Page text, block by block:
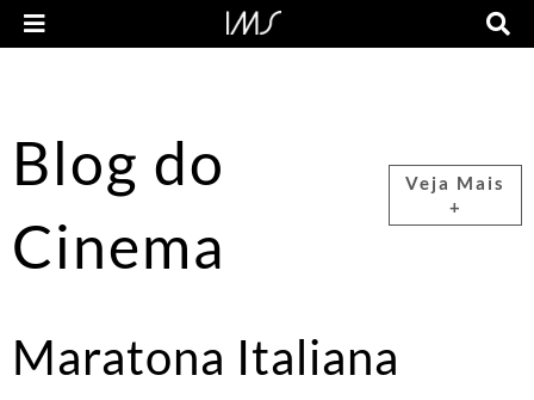
Blog do
Cinema
Veja Mais
+
Maratona Italiana